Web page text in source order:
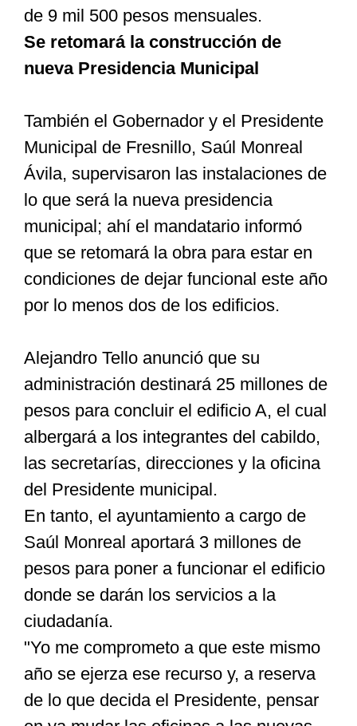
de 9 mil 500 pesos mensuales.
Se retomará la construcción de
nueva Presidencia Municipal
También el Gobernador y el Presidente
Municipal de Fresnillo, Saúl Monreal
Ávila, supervisaron las instalaciones de
lo que será la nueva presidencia
municipal; ahí el mandatario informó
que se retomará la obra para estar en
condiciones de dejar funcional este año
por lo menos dos de los edificios.
Alejandro Tello anunció que su
administración destinará 25 millones de
pesos para concluir el edificio A, el cual
albergará a los integrantes del cabildo,
las secretarías, direcciones y la oficina
del Presidente municipal.
En tanto, el ayuntamiento a cargo de
Saúl Monreal aportará 3 millones de
pesos para poner a funcionar el edificio
donde se darán los servicios a la
ciudadanía.
"Yo me comprometo a que este mismo
año se ejerza ese recurso y, a reserva
de lo que decida el Presidente, pensar